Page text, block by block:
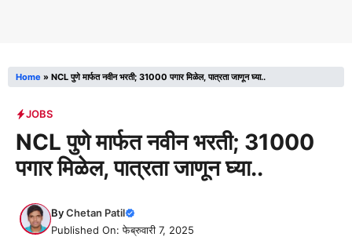
Home » NCL पुणे मार्फत नवीन भरती; 31000 पगार मिळेल, पात्रता जाणून घ्या..
JOBS
NCL पुणे मार्फत नवीन भरती; 31000
पगार मिळेल, पात्रता जाणून घ्या..
ByChetan Patil
Published On: फेब्रुवारी 7, 2025